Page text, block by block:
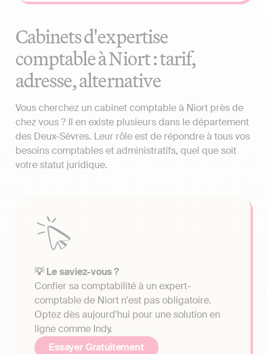
Cabinets d'expertise
comptable à Niort : tarif,
adresse, alternative
Vous cherchez un cabinet comptable à Niort près de
chez vous ? Il en existe plusieurs dans le département
des Deux-Sèvres. Leur rôle est de répondre à tous vos
besoins comptables et administratifs, quel que soit
votre statut juridique.
💡 Le saviez-vous ?
Confier sa comptabilité à un expert-
comptable de Niort n'est pas obligatoire.
Optez dès aujourd'hui pour une solution en
ligne comme Indy.
Essayer Gratuitement